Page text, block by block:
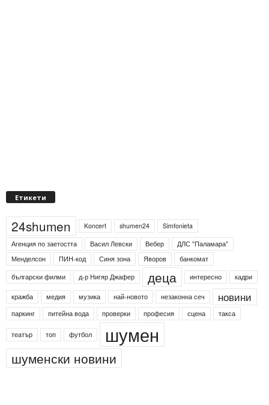
Етикети
24shumen Koncert shumen24
Simfonieta
Агенция по заетостта
Васил Левски Вебер
ДЛС "Паламара"
Менделсон
ПИН-код Синя зона Яворов
банкомат
български филми
д-р Нигяр Джафер деца интересно кадри
кражба медия музика най-новото незаконна сеч новини
паркинг питейна вода проверки професия сцена такса
театър топ футбол шумен
шуменски новини